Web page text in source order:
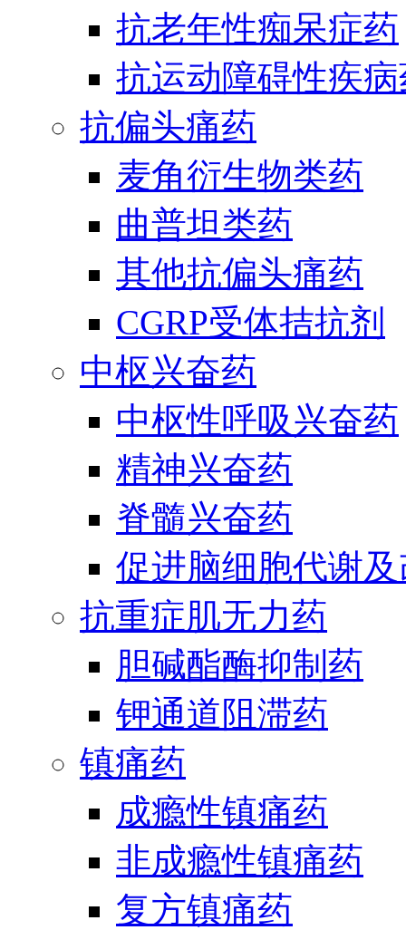
抗老年性痴呆症药
抗运动障碍性疾
抗偏头痛药
麦角衍生物类药
曲普坦类药
其他抗偏头痛药
CGRP受体拮抗剂
中枢兴奋药
中枢性呼吸兴奋药
精神兴奋药
脊髓兴奋药
促进脑细胞代谢
抗重症肌无力药
胆碱酯酶抑制药
钾通道阻滞药
镇痛药
成瘾性镇痛药
非成瘾性镇痛药
复方镇痛药